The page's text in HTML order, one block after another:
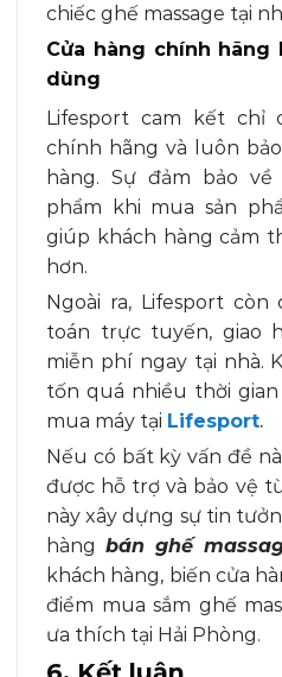
chiếc ghế massage tại
Cửa hàng chính hãng
dùng
Lifesport cam kết chỉ
chính hãng và luôn
hàng. Sự đảm bảo
phẩm khi mua sản
giúp khách hàng cảm
hơn.
Ngoài ra, Lifesport
toán trực tuyến, giao
miễn phí ngay tại nhà.
tốn quá nhiều thời
mua máy tại Lifesport.
Nếu có bất kỳ vấn đề
được hỗ trợ và bảo vệ
này xây dựng sự tin
hàng bán ghế
khách hàng, biến cửa
điểm mua sắm ghế
ưa thích tại Hải Phòng.